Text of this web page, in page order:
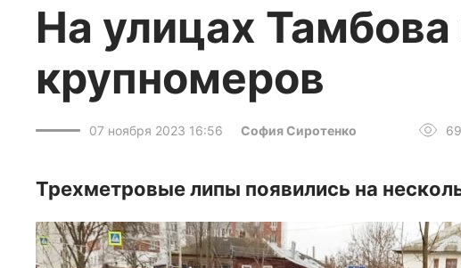
На улицах
крупномеров
07 ноября 2023 16:56 София Сиротенко
Трехметровые липы появились на